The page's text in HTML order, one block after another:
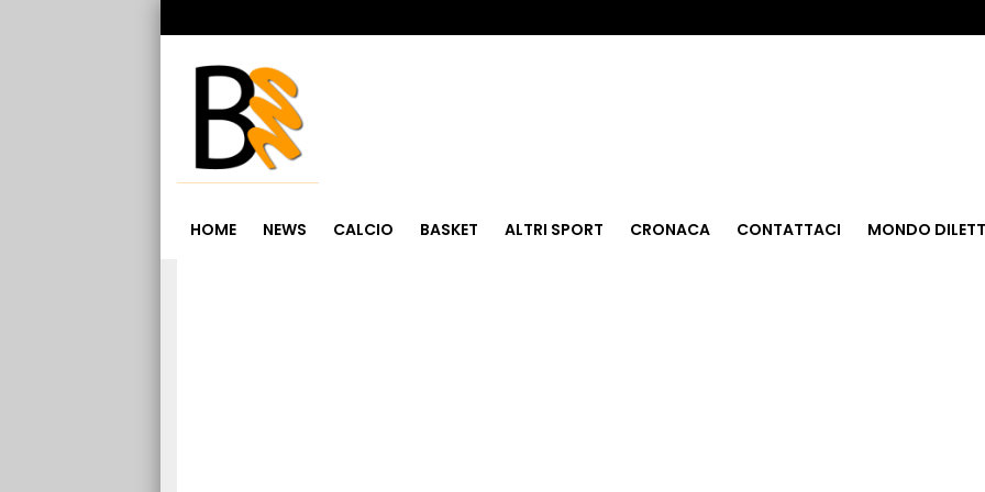
HOME NEWS CALCIO BASKET ALTRI SPORT CRONACA CONTATTACI MONDO